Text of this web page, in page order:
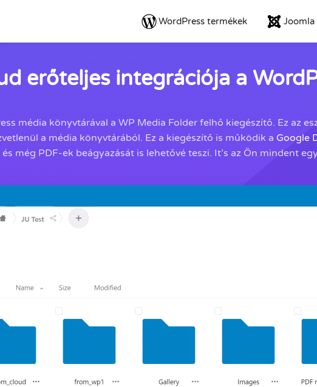
WordPress termékek
erőteljes integrációja a
média könyvtárával a WP Media Folder felhő kiegészítő. Ez az
a média könyvtárából. Ez a kiegészítő is működik a Google
és még PDF-ek beágyazását is lehetővé teszi. It’s az Ön mindent